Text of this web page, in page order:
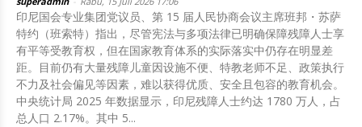
印尼国会专业集团党议员、第 15 届人民协商会议主席班邦・苏萨
特约（班索特）指出，尽管宪法与多项法律已明确保障残障人士享
有平等受教育权，但在国家教育体系的实际落实中仍存在明显差
距。目前仍有大量残障儿童因设施不便、特教老师不足、政策执行
不力及社会偏见等因素，难以获得优质、安全且包容的教育机会。
中央统计局 2025 年数据显示，印尼残障人士约达 1780 万人，占
总人口 2.17%。其中 5...